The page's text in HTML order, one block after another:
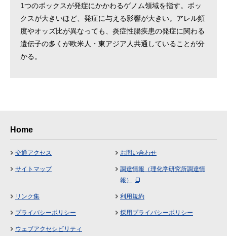
1つのボックスが発症にかかわるゲノム領域を指す。ボッ
クスが大きいほど、発症に与える影響が大きい。アレル頻
度やオッズ比が異なっても、炎症性腸疾患の発症に関わる
遺伝子の多くが欧米人・東アジア人共通していることが分
かる。
Home
交通アクセス お問い合わせ
サイトマップ
調達情報（理化学研究所調達情
報）
リンク集 利用規約
プライバシーポリシー 採用プライバシーポリシー
ウェブアクセシビリティ